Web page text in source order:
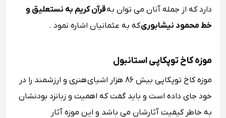
دارد که از جمله آنان می توان بهقرآن کریم به نستعلیق و
خط محمود نیشابوریکه به عثمانیان اشاره نمود .
موزه کاخ توپکاپی استانبول
موزه کاخ توپکاپی بیش 86 هزار اشیای هنری و ارزشمند را در
خود جای داده است و باید گفت که اهمیت و زبانزد بودنشان
به خاطر کیفیت آثارشان می باشد و این موزه آثار